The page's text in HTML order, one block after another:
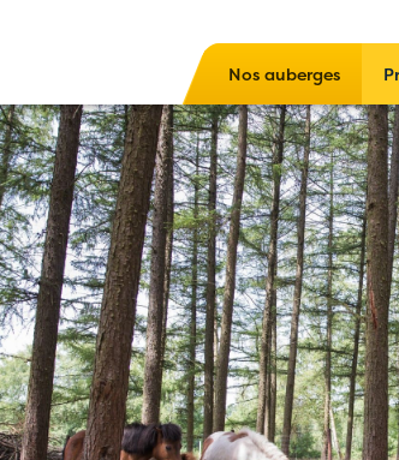
Nos auberges